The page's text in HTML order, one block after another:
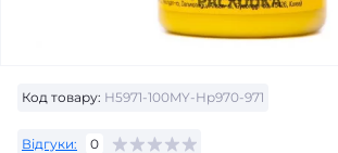
Код товару: H5971-100MY-Hp970-971
Відгуки: 0